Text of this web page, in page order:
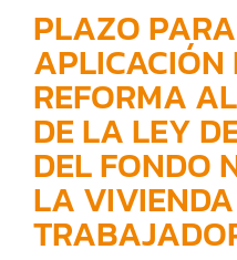
PLAZO
APLICACIÓN
REFORMA
DE LA LEY
DEL FONDO
LA